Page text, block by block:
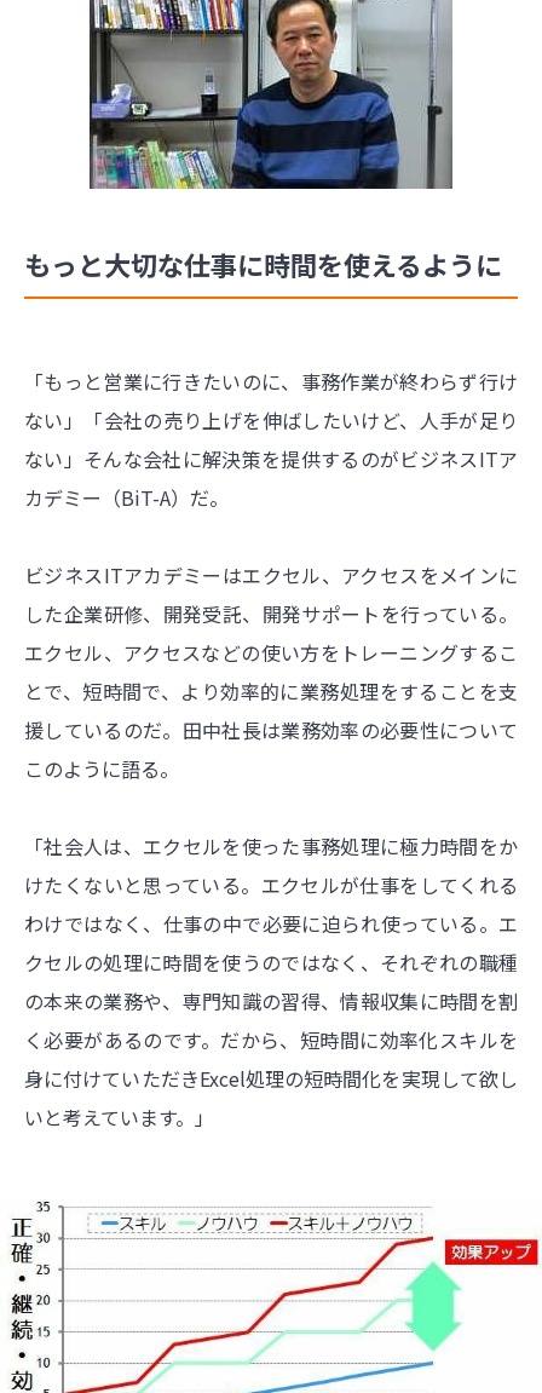
もっと大切な仕事に時間を使えるように
「もっと営業に行きたいのに、事務作業が終わらず行け
ない」「会社の売り上げを伸ばしたいけど、人手が足り
ない」そんな会社に解決策を提供するのがビジネスITア
カデミー（BiT-A）だ。
ビジネスITアカデミーはエクセル、アクセスをメインに
した企業研修、開発受託、開発サポートを行っている。
エクセル、アクセスなどの使い方をトレーニングするこ
とで、短時間で、より効率的に業務処理をすることを支
援しているのだ。田中社長は業務効率の必要性について
このように語る。
「社会人は、エクセルを使った事務処理に極力時間をか
けたくないと思っている。エクセルが仕事をしてくれる
わけではなく、仕事の中で必要に迫られ使っている。エ
クセルの処理に時間を使うのではなく、それぞれの職種
の本来の業務や、専門知識の習得、情報収集に時間を割
く必要があるのです。だから、短時間に効率化スキルを
身に付けていただきExcel処理の短時間化を実現して欲し
いと考えています。」